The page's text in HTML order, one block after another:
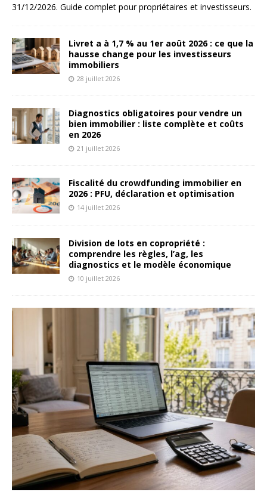
31/12/2026. Guide complet pour propriétaires et investisseurs.
Livret a à 1,7 % au 1er août 2026 : ce que la
hausse change pour les investisseurs
immobiliers
28 juillet 2026
Diagnostics obligatoires pour vendre un
bien immobilier : liste complète et coûts
en 2026
21 juillet 2026
Fiscalité du crowdfunding immobilier en
2026 : PFU, déclaration et optimisation
14 juillet 2026
Division de lots en copropriété :
comprendre les règles, l’ag, les
diagnostics et le modèle économique
10 juillet 2026